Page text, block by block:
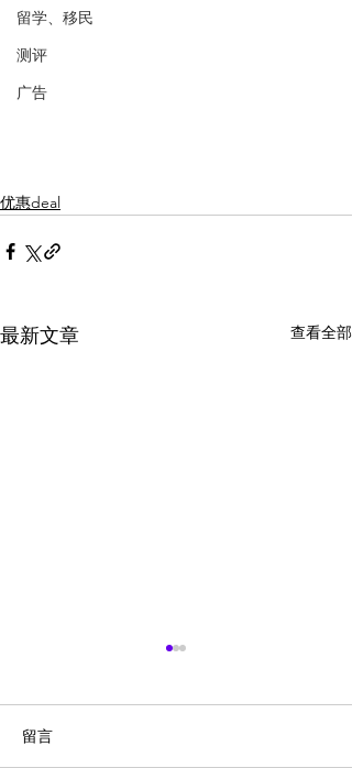
留学、移民
测评
广告
优惠deal
最新文章 查看全部
留言